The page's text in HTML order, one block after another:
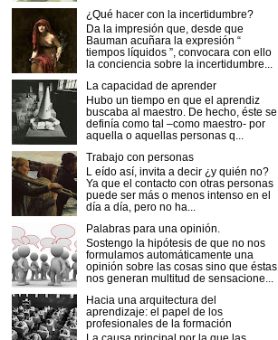
¿Qué hacer con la incertidumbre?
Da la impresión que, desde que
Bauman acuñara la expresión “
tiempos líquidos ”, convocara con ello
la conciencia sobre la incertidumbre...
La capacidad de aprender
Hubo un tiempo en que el aprendiz
buscaba al maestro. De hecho, éste se
definía como tal –como maestro- por
aquella o aquellas personas q...
Trabajo con personas
L eído así, invita a decir ¿y quién no?
Ya que el contacto con otras personas
puede ser más o menos intenso en el
día a día, pero no ha...
Palabras para una opinión.
Sostengo la hipótesis de que no nos
formulamos automáticamente una
opinión sobre las cosas sino que éstas
nos generan multitud de sensacione...
Hacia una arquitectura del
aprendizaje: el papel de los
profesionales de la formación
La causa principal por la que las